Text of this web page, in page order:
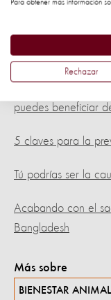
Mira estos enlaces
para prevenir los
puedes beneficiar
5 claves para la
Tú podrías ser la
Acabando con el
Bangladesh
Más sobre
BIENESTAR ANIMAL
Para obtener más información
Rechazar